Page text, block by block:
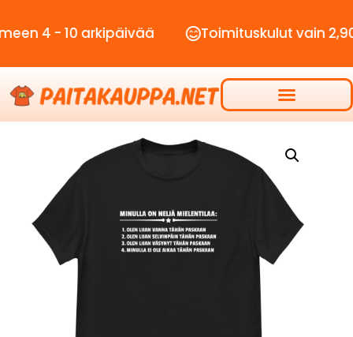
10 arkipäivää Toimituskulut vain 2,90€